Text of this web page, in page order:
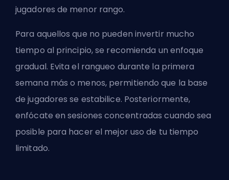
jugadores de menor rango.
Para aquellos que no pueden invertir mucho
tiempo al principio, se recomienda un enfoque
gradual. Evita el rangueo durante la primera
semana más o menos, permitiendo que la base
de jugadores se estabilice. Posteriormente,
enfócate en sesiones concentradas cuando sea
posible para hacer el mejor uso de tu tiempo
limitado.